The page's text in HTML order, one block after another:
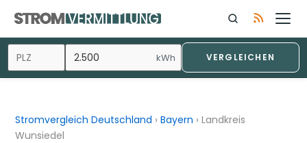
Inhalt
springen
kWh VERGLEICHEN
Stromvergleich Deutschland ›Bayern ›Landkreis
Wunsiedel